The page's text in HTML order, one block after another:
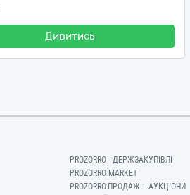
Дивитись
PROZORRO - ДЕРЖЗАКУПІВЛІ
PROZORRO MARKET
PROZORRO.ПРОДАЖІ - АУКЦІОНИ